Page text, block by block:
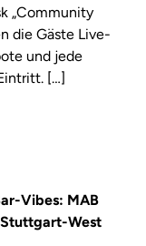
„Community
die Gäste Live-
und jede
[…]
Vibes: MAB
West